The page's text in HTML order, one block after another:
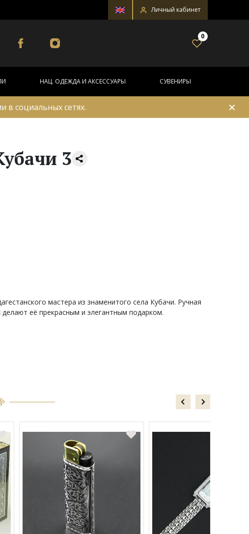
Личный кабинет
0
НАЦ. ОДЕЖДА И АКСЕССУАРЫ СУВЕНИРЫ
в социальных сетях. ✕
3
мастера из знаменитого села Кубачи. Ручная
её прекрасным и элегантным подарком.